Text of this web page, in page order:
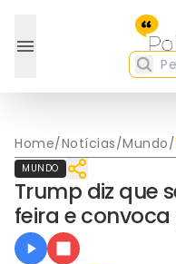
Home/Notícias/Mundo/
MUNDO
Trump diz que
feira e